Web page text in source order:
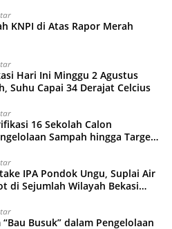
KNPI di Atas Rapor Merah
Hari Ini Minggu 2 Agustus
Suhu Capai 34 Derajat Celcius
16 Sekolah Calon
Sampah hingga Target
IPA Pondok Ungu, Suplai Air
di Sejumlah Wilayah Bekasi
Busuk” dalam Pengelolaan